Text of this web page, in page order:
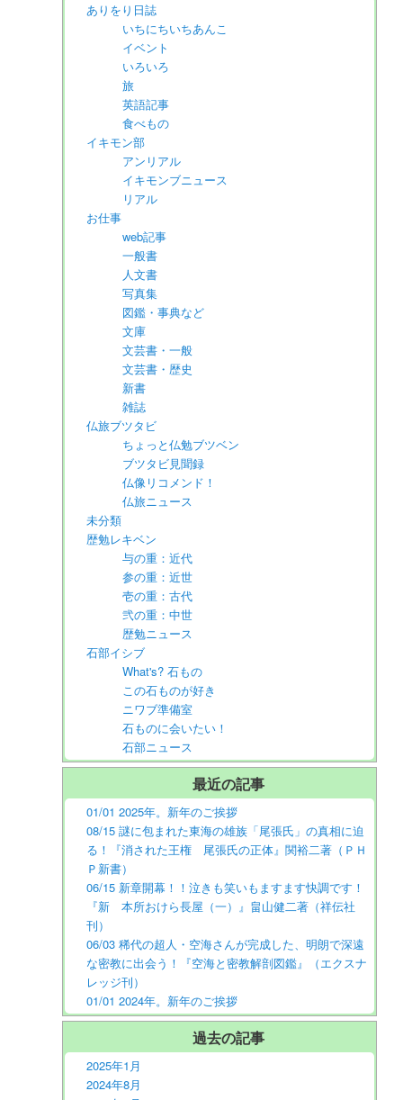
ありをり日誌
いちにちいちあんこ
イベント
いろいろ
旅
英語記事
食べもの
イキモン部
アンリアル
イキモンブニュース
リアル
お仕事
web記事
一般書
人文書
写真集
図鑑・事典など
文庫
文芸書・一般
文芸書・歴史
新書
雑誌
仏旅ブツタビ
ちょっと仏勉ブツベン
ブツタビ見聞録
仏像リコメンド！
仏旅ニュース
未分類
歴勉レキベン
与の重：近代
参の重：近世
壱の重：古代
弐の重：中世
歴勉ニュース
石部イシブ
What's? 石もの
この石ものが好き
ニワブ準備室
石ものに会いたい！
石部ニュース
最近の記事
01/01 2025年。新年のご挨拶
08/15 謎に包まれた東海の雄族「尾張氏」の真相に迫
る！『消された王権 尾張氏の正体』関裕二著（ＰＨ
Ｐ新書）
06/15 新章開幕！！泣きも笑いもますます快調です！
『新 本所おけら長屋（一）』畠山健二著（祥伝社
刊）
06/03 稀代の超人・空海さんが完成した、明朗で深遠
な密教に出会う！『空海と密教解剖図鑑』（エクスナ
レッジ刊）
01/01 2024年。新年のご挨拶
過去の記事
2025年1月
2024年8月